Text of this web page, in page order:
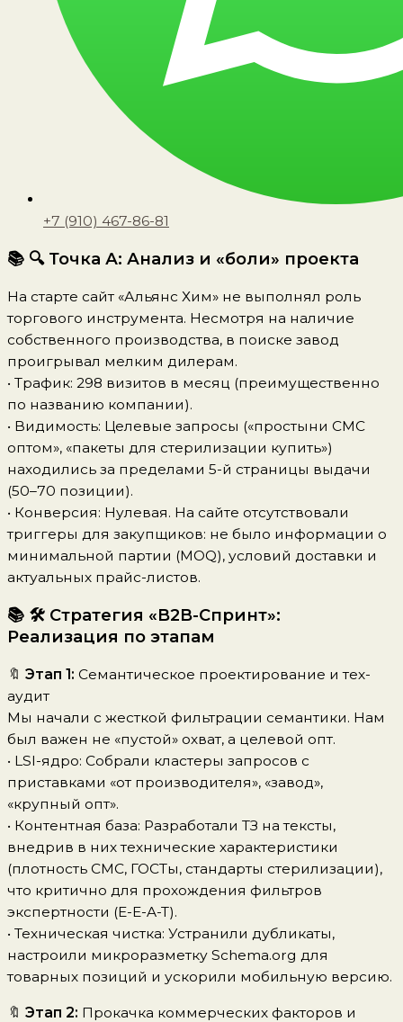
+7 (910) 467-86-81
📚 🔍 Точка А: Анализ и «боли» проекта
На старте сайт «Альянс Хим» не выполнял роль
торгового инструмента. Несмотря на наличие
собственного производства, в поиске завод
проигрывал мелким дилерам.
• Трафик: 298 визитов в месяц (преимущественно
по названию компании).
• Видимость: Целевые запросы («простыни СМС
оптом», «пакеты для стерилизации купить»)
находились за пределами 5-й страницы выдачи
(50–70 позиции).
• Конверсия: Нулевая. На сайте отсутствовали
триггеры для закупщиков: не было информации о
минимальной партии (MOQ), условий доставки и
актуальных прайс-листов.
📚 🛠 Стратегия «B2B-Спринт»:
Реализация по этапам
🔖 Этап 1: Семантическое проектирование и тех-
аудит
Мы начали с жесткой фильтрации семантики. Нам
был важен не «пустой» охват, а целевой опт.
• LSI-ядро: Собрали кластеры запросов с
приставками «от производителя», «завод»,
«крупный опт».
• Контентная база: Разработали ТЗ на тексты,
внедрив в них технические характеристики
(плотность СМС, ГОСТы, стандарты стерилизации),
что критично для прохождения фильтров
экспертности (E-E-A-T).
• Техническая чистка: Устранили дубликаты,
настроили микроразметку Schema.org для
товарных позиций и ускорили мобильную версию.
🔖 Этап 2: Прокачка коммерческих факторов и